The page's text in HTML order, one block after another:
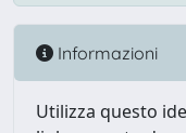
Informazioni
Utilizza questo